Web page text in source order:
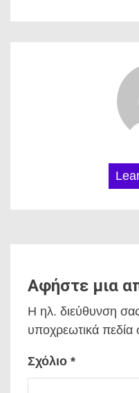
Αφήστε μια
Η ηλ. διεύθυνση
υποχρεωτικά πεδία
Σχόλιο *